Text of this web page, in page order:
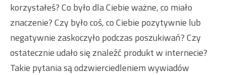
korzystałeś? Co było dla Ciebie ważne, co miało
znaczenie? Czy było coś, co Ciebie pozytywnie lub
negatywnie zaskoczyło podczas poszukiwań? Czy
ostatecznie udało się znaleźć produkt w internecie?
Takie pytania są odzwierciedleniem wywiadów